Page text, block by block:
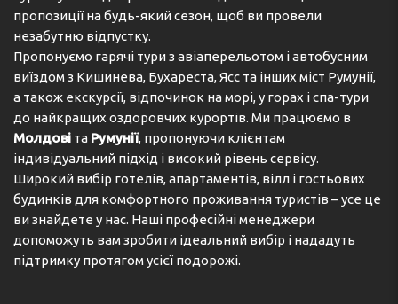
пропозиції на будь-який сезон, щоб ви провели
незабутню відпустку.
Пропонуємо гарячі тури з авіаперельотом і автобусним
виїздом з Кишинева, Бухареста, Ясс та інших міст Румунії,
а також екскурсії, відпочинок на морі, у горах і спа-тури
до найкращих оздоровчих курортів. Ми працюємо в
Молдові та Румунії, пропонуючи клієнтам
індивідуальний підхід і високий рівень сервісу.
Широкий вибір готелів, апартаментів, вілл і гостьових
будинків для комфортного проживання туристів – усе це
ви знайдете у нас. Наші професійні менеджери
допоможуть вам зробити ідеальний вибір і нададуть
підтримку протягом усієї подорожі.